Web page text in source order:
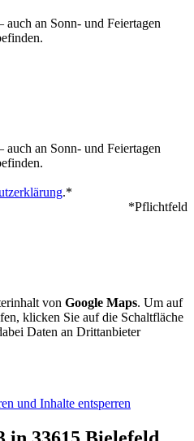
an Sonn- und Feiertagen
an Sonn- und Feiertagen
.*
*Pflichtfeld
von Google Maps. Um auf
klicken Sie auf die Schaltfläche
Daten an Drittanbieter
und Inhalte entsperren